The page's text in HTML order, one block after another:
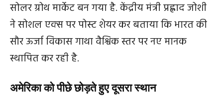
सोलर ग्रोथ मार्केट बन गया है. केंद्रीय मंत्री प्रह्लाद जोशी
ने सोशल एक्स पर पोस्‍ट शेयर कर बताया कि भारत की
सौर ऊर्जा विकास गाथा वैश्विक स्तर पर नए मानक
स्थापित कर रही है.
अमेरिका को पीछे छोड़ते हुए दूसरा स्थान